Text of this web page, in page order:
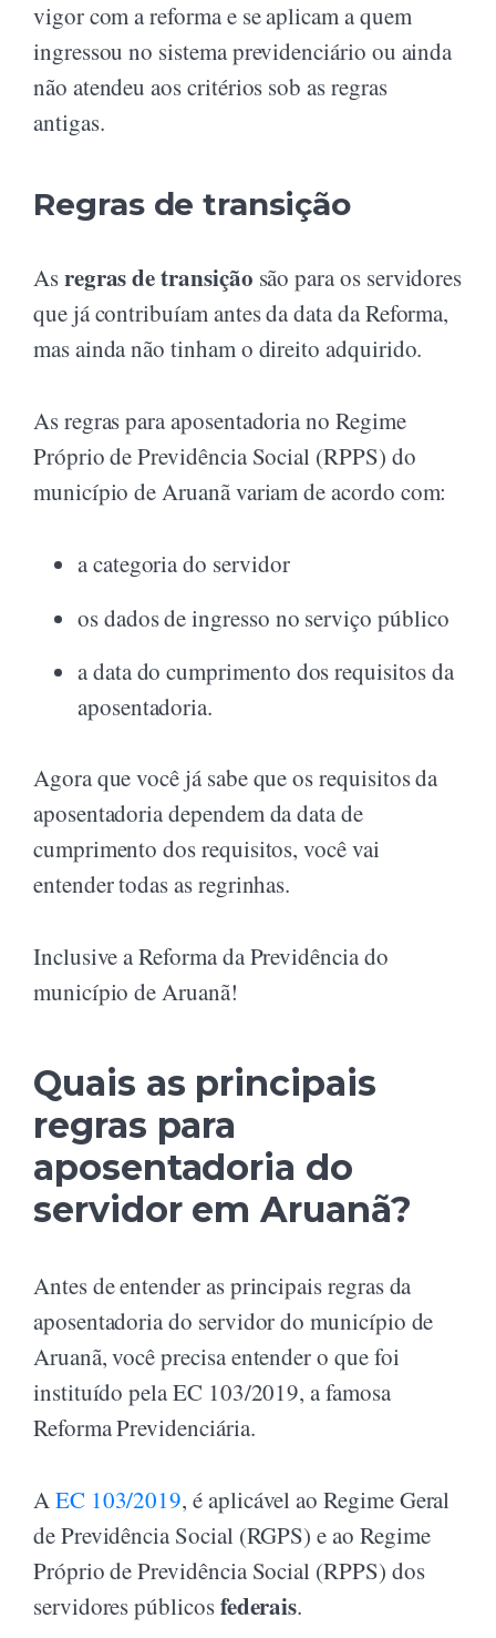
vigor com a reforma e se aplicam a quem
ingressou no sistema previdenciário ou ainda
não atendeu aos critérios sob as regras
antigas.
Regras de transição
Asregras de transição são para os servidores
que já contribuíam antes da data da Reforma,
mas ainda não tinham o direito adquirido.
As regras para aposentadoria no Regime
Próprio de Previdência Social (RPPS) do
município de Aruanã variam de acordo com:
a categoria do servidor
os dados de ingresso no serviço público
a data do cumprimento dos requisitos da
aposentadoria.
Agora que você já sabe que os requisitos da
aposentadoria dependem da data de
cumprimento dos requisitos, você vai
entender todas as regrinhas.
Inclusive a Reforma da Previdência do
município de Aruanã!
Quais as principais
regras para
aposentadoria do
servidor em Aruanã?
Antes de entender as principais regras da
aposentadoria do servidor do município de
Aruanã, você precisa entender o que foi
instituído pela EC 103/2019, a famosa
Reforma Previdenciária.
AEC 103/2019, é aplicável ao Regime Geral
de Previdência Social (RGPS) e ao Regime
Próprio de Previdência Social (RPPS) dos
servidores públicosfederais.